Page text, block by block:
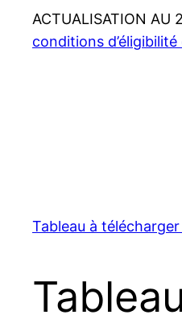
ACTUALISATION AU
conditions
Tableau à